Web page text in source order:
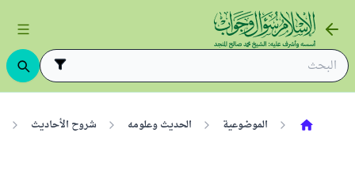
الموضوعية الحديث وعلومه شروح الأحاديث